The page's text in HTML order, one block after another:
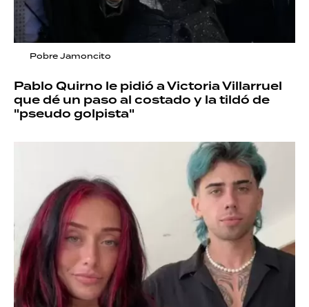
Pobre Jamoncito
Pablo Quirno le pidió a Victoria Villarruel
que dé un paso al costado y la tildó de
"pseudo golpista"